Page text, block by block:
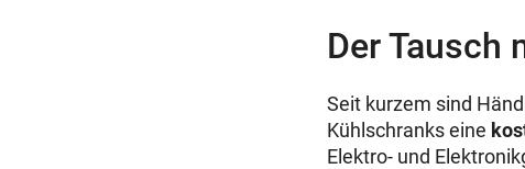
Der Tausch
Seit kurzem sind
Kühlschranks eine
Elektro- und